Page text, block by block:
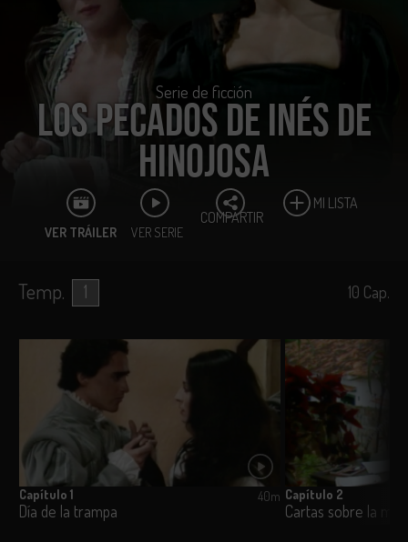
Serie de ficción
Los Pecados de Inés de
Hinojosa
VER TRÁILER VER SERIE
COMPARTIR
MI LISTA
Temp. 1 10 Cap.
Capítulo 1
Día de la trampa
40m Capítulo 2
Cartas sobre la